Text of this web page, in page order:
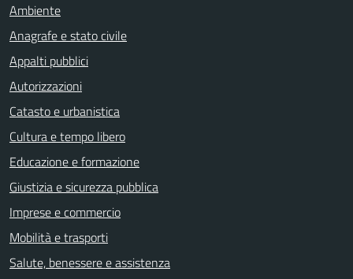
Ambiente
Anagrafe e stato civile
Appalti pubblici
Autorizzazioni
Catasto e urbanistica
Cultura e tempo libero
Educazione e formazione
Giustizia e sicurezza pubblica
Imprese e commercio
Mobilità e trasporti
Salute, benessere e assistenza